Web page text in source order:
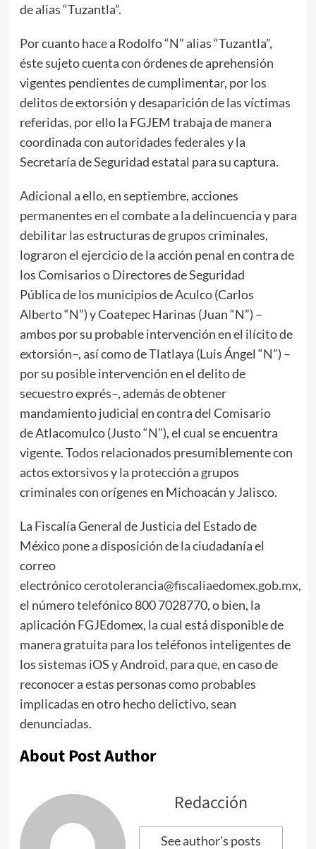
de alias “Tuzantla”.
Por cuanto hace a Rodolfo “N” alias “Tuzantla”,
éste sujeto cuenta con órdenes de aprehensión
vigentes pendientes de cumplimentar, por los
delitos de extorsión y desaparición de las víctimas
referidas, por ello la FGJEM trabaja de manera
coordinada con autoridades federales y la
Secretaría de Seguridad estatal para su captura.
Adicional a ello, en septiembre, acciones
permanentes en el combate a la delincuencia y para
debilitar las estructuras de grupos criminales,
lograron el ejercicio de la acción penal en contra de
los Comisarios o Directores de Seguridad
Pública de los municipios de Aculco (Carlos
Alberto “N”) y Coatepec Harinas (Juan “N”) –
ambos por su probable intervención en el ilícito de
extorsión–, así como de Tlatlaya (Luis Ángel “N”) –
por su posible intervención en el delito de
secuestro exprés–, además de obtener
mandamiento judicial en contra del Comisario
de Atlacomulco (Justo “N”), el cual se encuentra
vigente. Todos relacionados presumiblemente con
actos extorsivos y la protección a grupos
criminales con orígenes en Michoacán y Jalisco.
La Fiscalía General de Justicia del Estado de
México pone a disposición de la ciudadanía el
correo
electrónicocerotolerancia@fiscaliaedomex.gob.mx,
el número telefónico 800 7028770, o bien, la
aplicación FGJEdomex, la cual está disponible de
manera gratuita para los teléfonos inteligentes de
los sistemas iOS y Android, para que, en caso de
reconocer a estas personas como probables
implicadas en otro hecho delictivo, sean
denunciadas.
About Post Author
Redacción
See author's posts